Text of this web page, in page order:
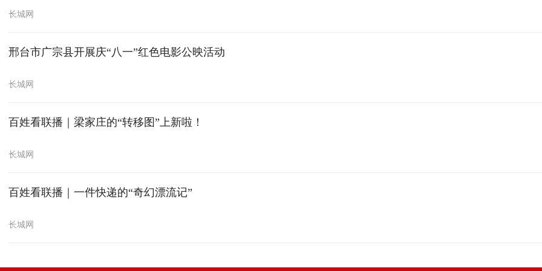
长城网
邢台市广宗县开展庆“八一”红色电影公映活动
长城网
百姓看联播｜梁家庄的“转移图”上新啦！
长城网
百姓看联播｜一件快递的“奇幻漂流记”
长城网